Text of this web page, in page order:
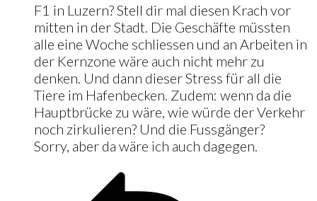
F1 in Luzern? Stell dir mal diesen Krach vor
mitten in der Stadt. Die Geschäfte müssten
alle eine Woche schliessen und an Arbeiten in
der Kernzone wäre auch nicht mehr zu
denken. Und dann dieser Stress für all die
Tiere im Hafenbecken. Zudem: wenn da die
Hauptbrücke zu wäre, wie würde der Verkehr
noch zirkulieren? Und die Fussgänger?
Sorry, aber da wäre ich auch dagegen.